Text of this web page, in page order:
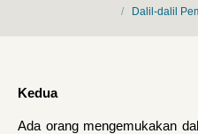
Dalil-dalil
Kedua
Ada orang mengemukakan